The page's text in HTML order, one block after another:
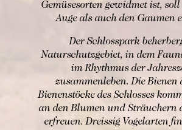
Gemüsesorten gewidmet ist,
Auge als auch den Gaumen
Der Schlosspark
Naturschutzgebiet, in dem
im Rhythmus der
zusammenleben. Die Bienen
Bienenstöcke des Schlosses
an den Blumen und Sträuchern
erfreuen. Dreissig Vogelarten